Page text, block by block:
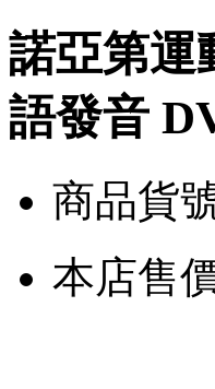
諾亞第運
語發音
商品貨
本店售